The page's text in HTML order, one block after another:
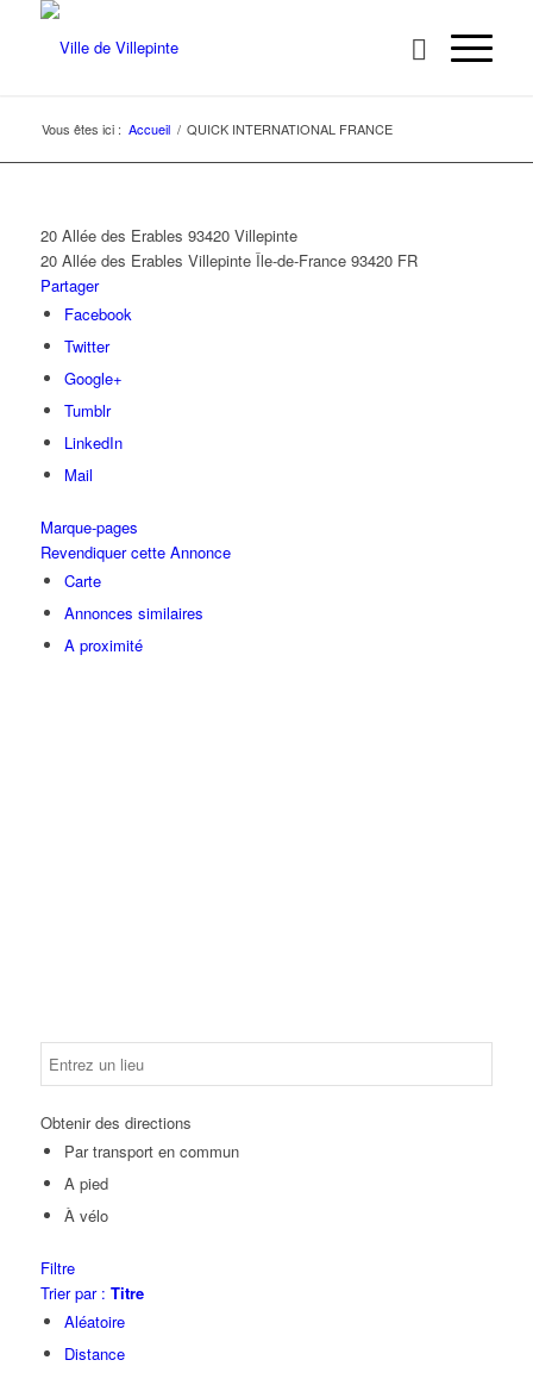
Vous êtes ici : Accueil / QUICK INTERNATIONAL FRANCE
20 Allée des Erables 93420 Villepinte
20 Allée des Erables Villepinte Île-de-France 93420 FR
Partager
Facebook
Twitter
Google+
Tumblr
LinkedIn
Mail
Marque-pages
Revendiquer cette Annonce
Carte
Annonces similaires
A proximité
Obtenir des directions
Par transport en commun
A pied
À vélo
Filtre
Trier par : Titre
Aléatoire
Distance